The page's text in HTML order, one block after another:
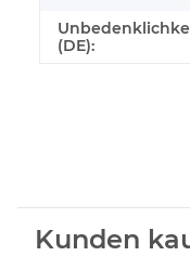
(DE):
Kunden